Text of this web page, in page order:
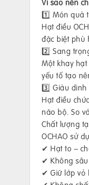
1️⃣ Món quà
Hạt điều
đặc biệt phù
2️⃣ Sang
Một khay
yếu tố tạo
3️⃣ Giàu
Hạt điều
não bộ. So
Chất lượng
OCHAO sử
✔ Hạt to –
✔ Không
✔ Giữ lớp vỏ